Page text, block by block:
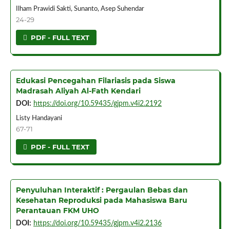
Ilham Prawidi Sakti, Sunanto, Asep Suhendar
24-29
PDF - FULL TEXT
Edukasi Pencegahan Filariasis pada Siswa
Madrasah Aliyah Al-Fath Kendari
DOI: https://doi.org/10.59435/gjpm.v4i2.2192
Listy Handayani
67-71
PDF - FULL TEXT
Penyuluhan Interaktif : Pergaulan Bebas dan
Kesehatan Reproduksi pada Mahasiswa Baru
Perantauan FKM UHO
DOI: https://doi.org/10.59435/gjpm.v4i2.2136